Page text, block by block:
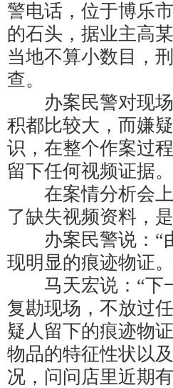
警电话，位于博乐
的石头，据业主高
当地不算小数目，
查。
办案民警对现场
积都比较大，而嫌
识，在整个作案过
留下任何视频证据。
在案情分析会上
了缺失视频资料，
办案民警说：“由
现明显的痕迹物证
马天宏说：“下一
复勘现场，不放过
疑人留下的痕迹物
物品的特征性状以
况，问问店里近期